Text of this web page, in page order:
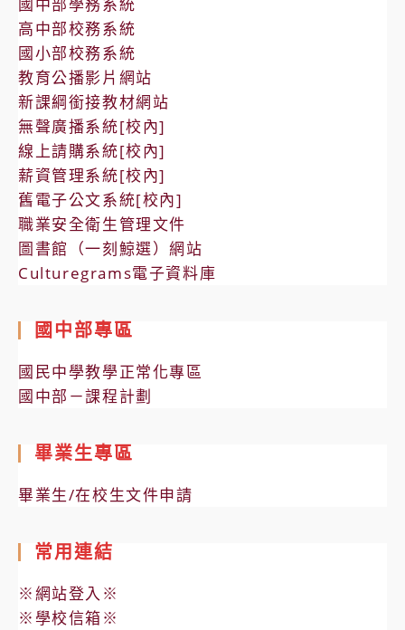
國中部學務系統
高中部校務系統
國小部校務系統
教育公播影片網站
新課綱銜接教材網站
無聲廣播系統[校內]
線上請購系統[校內]
薪資管理系統[校內]
舊電子公文系統[校內]
職業安全衛生管理文件
圖書館（一刻鯨選）網站
Culturegrams電子資料庫
國中部專區
國民中學教學正常化專區
國中部－課程計劃
畢業生專區
畢業生/在校生文件申請
常用連結
※網站登入※
※學校信箱※